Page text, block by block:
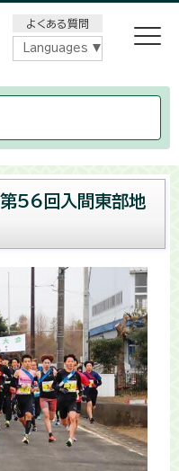
よくある質問
Languages
56回入間東部地